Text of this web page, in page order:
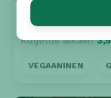
-
tarkoituksena
sivustolla. (2
tarkoituksena
viikkoa)
Hermannin
Kuljetus alkaen
VEGAANINEN